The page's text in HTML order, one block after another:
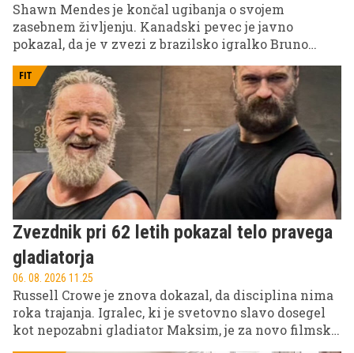
Shawn Mendes je končal ugibanja o svojem
zasebnem življenju. Kanadski pevec je javno
pokazal, da je v zvezi z brazilsko igralko Bruno
Marquezine, nekdanjo partnerico nogometnega
zvezdnika Neymarja. Par je po več mesecih govoric
svojo ljubezen končno pokazal tudi svetu.
FIT
Zvezdnik pri 62 letih pokazal telo pravega
gladiatorja
06. 08. 2026 11.25
Russell Crowe je znova dokazal, da disciplina nima
roka trajanja. Igralec, ki je svetovno slavo dosegel
kot nepozabni gladiator Maksim, je za novo filmsko